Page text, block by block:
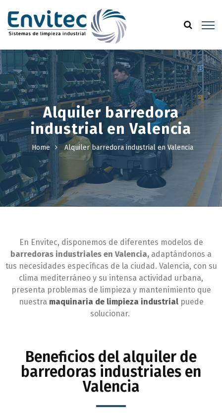
Alquiler barredora
industrial en Valencia
Home Alquiler barredora industrial en Valencia
En Envitec, disponemos de diferentes modelos de
barredoras industriales en Valencia, adaptándonos a
tus necesidades específicas de la ciudad. Valencia, con su
clima mediterráneo y su intensa actividad urbana,
presenta problemas de limpieza y mantenimiento que
nuestra maquinaria de limpieza industrialpuede
solucionar.
Beneficios del alquiler de
barredoras industriales en
Valencia